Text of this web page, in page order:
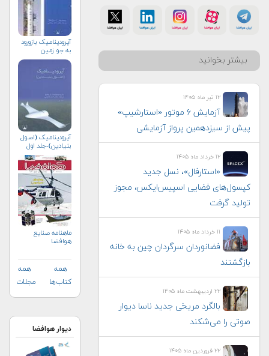
بیشتر بخوانید
۱۲ تیر ماه ۱۴۰۵
آزمایش ۶ موتور «استارشیپ»
پیش از سیزدهمین پرواز آزمایشی
۱۲ خرداد ماه ۱۴۰۵
«استارفال»، نسل جدید
کپسول‌های فضایی اسپیس‌ایکس، مجوز
تولید گرفت
۱۱ خرداد ماه ۱۴۰۵
فضانوردان سرگردان چین به خانه
بازگشتند
۲۲ اردیبهشت ماه ۱۴۰۵
بالگرد مریخی جدید ناسا دیوار
صوتی را می‌شکند
۲۲ فروردین ماه ۱۴۰۵
آیرودینامیک بازورود
به جو زمین
آیرودینامیک (اصول
بنیادین)-جلد اول
ماهنامه صنايع
هوافضا
همه
کتاب‌ها
همه
مجلات
دیوار هوافضا